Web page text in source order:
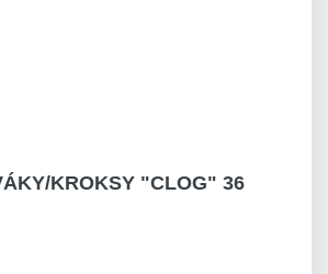
KROKSY "CLOG" 36